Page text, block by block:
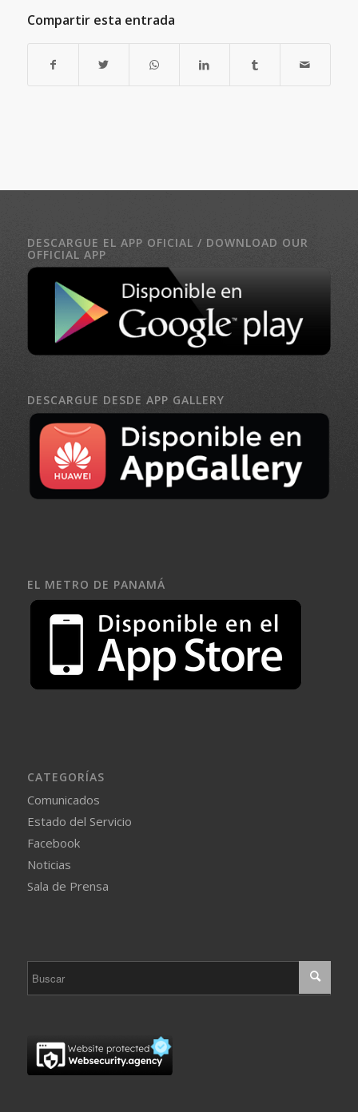
Compartir esta entrada
DESCARGUE EL APP OFICIAL / DOWNLOAD OUR
OFFICIAL APP
DESCARGUE DESDE APP GALLERY
EL METRO DE PANAMÁ
CATEGORÍAS
Comunicados
Estado del Servicio
Facebook
Noticias
Sala de Prensa